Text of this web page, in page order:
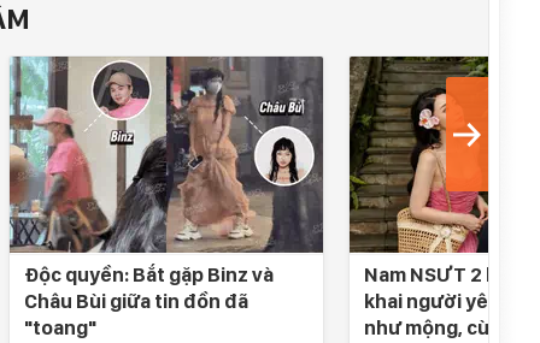
Độc quyền: Bắt gặp Binz và
Châu Bùi giữa tin đồn đã
"toang"
Nam NSƯT 2 lần
khai người yêu SN
như mộng, cùng